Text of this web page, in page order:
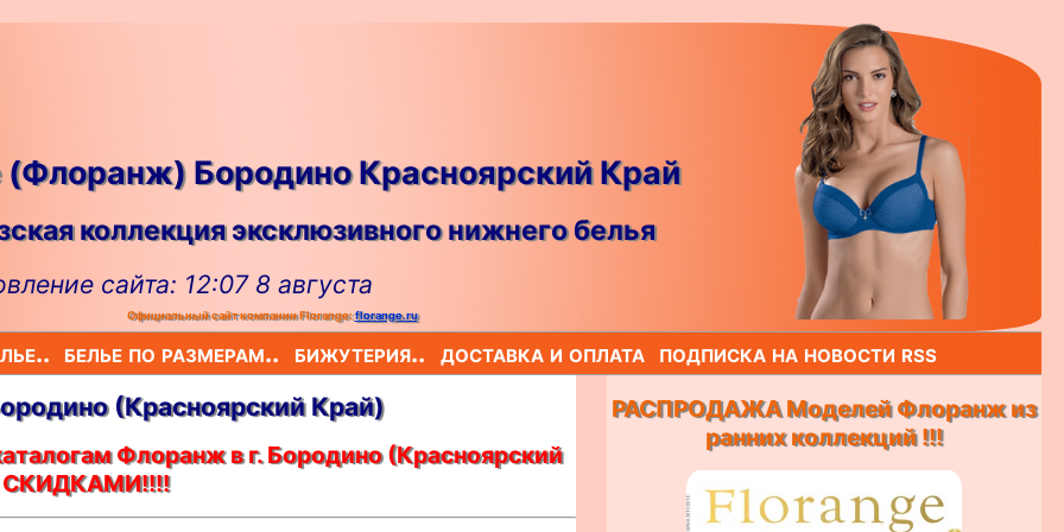
(Флоранж) Бородино Красноярский Край
коллекция эксклюзивного нижнего белья
сайта: 12:07 8 августа
Официальный сайт компании Florange:florange.ru
белье по размерам.. бижутерия.. доставка и оплата подписка на новости rss
(Красноярский Край)
Флоранж в г. Бородино (Красноярский
СКИДКАМИ!!!!
РАСПРОДАЖА Моделей Флоранж из
ранних коллекций !!!